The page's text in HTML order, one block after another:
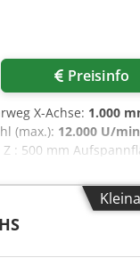
Preisinfo
X-Achse: 1.000
(max.): 12.000 U/min
: 500 mm
: 20,9 kW (25% ED)
SK 40 möglich)
: Hochfester
:
Innere
: Kühlaggregat